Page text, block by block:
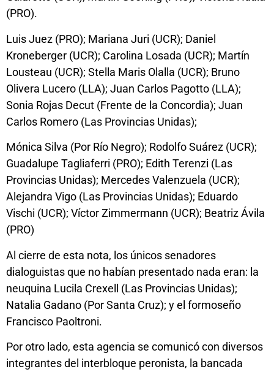
(PRO).
Luis Juez (PRO); Mariana Juri (UCR); Daniel
Kroneberger (UCR); Carolina Losada (UCR); Martín
Lousteau (UCR); Stella Maris Olalla (UCR); Bruno
Olivera Lucero (LLA); Juan Carlos Pagotto (LLA);
Sonia Rojas Decut (Frente de la Concordia); Juan
Carlos Romero (Las Provincias Unidas);
Mónica Silva (Por Río Negro); Rodolfo Suárez (UCR);
Guadalupe Tagliaferri (PRO); Edith Terenzi (Las
Provincias Unidas); Mercedes Valenzuela (UCR);
Alejandra Vigo (Las Provincias Unidas); Eduardo
Vischi (UCR); Víctor Zimmermann (UCR); Beatriz Ávila
(PRO)
Al cierre de esta nota, los únicos senadores
dialoguistas que no habían presentado nada eran: la
neuquina Lucila Crexell (Las Provincias Unidas);
Natalia Gadano (Por Santa Cruz); y el formoseño
Francisco Paoltroni.
Por otro lado, esta agencia se comunicó con diversos
integrantes del interbloque peronista, la bancada